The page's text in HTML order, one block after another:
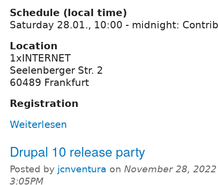
Schedule (local time)
Saturday 28.01., 10:00 - midnight:
Location
1xINTERNET
Seelenberger Str. 2
60489 Frankfurt
Registration
Weiterlesen
Drupal 10 release party
Posted by jcnventura on November 28,
3:05PM